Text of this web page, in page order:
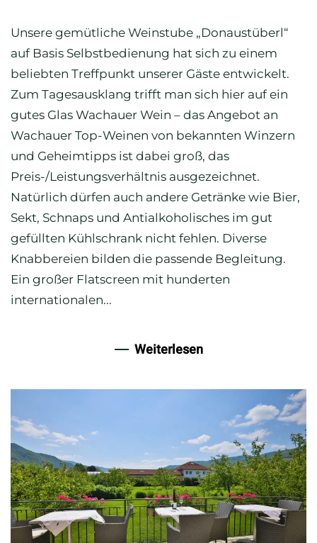
Unsere gemütliche Weinstube „Donaustüberl“
auf Basis Selbstbedienung hat sich zu einem
beliebten Treffpunkt unserer Gäste entwickelt.
Zum Tagesausklang trifft man sich hier auf ein
gutes Glas Wachauer Wein – das Angebot an
Wachauer Top-Weinen von bekannten Winzern
und Geheimtipps ist dabei groß, das
Preis-/Leistungsverhältnis ausgezeichnet.
Natürlich dürfen auch andere Getränke wie Bier,
Sekt, Schnaps und Antialkoholisches im gut
gefüllten Kühlschrank nicht fehlen. Diverse
Knabbereien bilden die passende Begleitung.
Ein großer Flatscreen mit hunderten
internationalen...
Weiterlesen